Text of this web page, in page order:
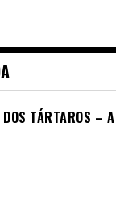
TÁRTAROS – A